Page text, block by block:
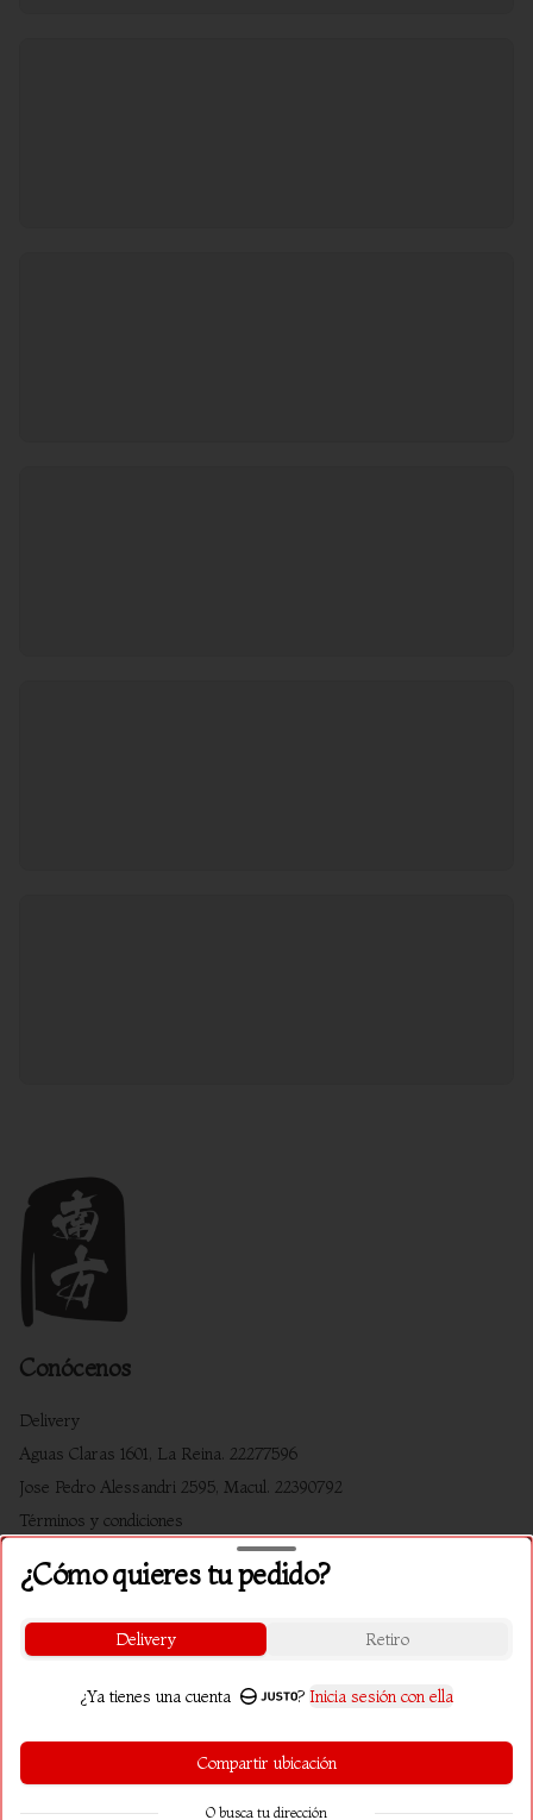
Conócenos
Delivery
Aguas Claras 1601, La Reina. 22277596
Jose Pedro Alessandri 2595, Macul. 22390792
Términos y condiciones
Instagram
Facebook
Mi cuenta
¿Cómo quieres tu pedido?
Delivery Retiro
¿Ya tienes una cuenta ? Inicia sesión con ella
Compartir ubicación
O busca tu dirección